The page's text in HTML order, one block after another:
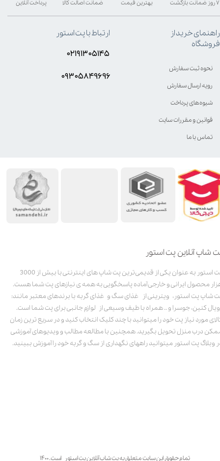
شاپ آنلاین پت استور
پت استور به عنوان یکی از قدیمی‌ترین پت شاپ های اینترنتی با بیش از 3000
محصول ایرانی و خارجی آماده پاسخگویی به همه ی نیازهای پت شما هست.
شاپ پت استور، ویترینی از غذای سگ و غذای گربه با برندهای معتبر مانند:
کنین، جوسرا و .. همراه با طیف وسیعی از لوازم جانبی برای پت شما است.
مورد نیاز پت خود را میتوانید با چند کلیک انتخاب کنید و در سریع ترین زمان
درب منزل تحویل بگیرید. همچنین با مطالعه مطالب و ویدیوهای آموزشی
وبلاگ پت استور میتوانید راههای نگهداری از سگ و گربه خود را آموزش ببینید.
تمام حقوق این سایت متعلق به پت شاپ آنلاین پت استور است. ۱۴۰۰
بهترین قیمت پرداخت آنلاین ۷ روز ضمانت بازگشت ضمانت اصالت کالا
راهنمای خرید از
فروشگاه
نحوه ثبت سفارش
رویه ارسال سفارش
شیوه‌های پرداخت
قوانین و مقررات سایت
تماس با ما
ارتباط با پت استور
۰۲۱۹۱۳۰۵۱۴۵
۰۹۳۰۵8۴9696